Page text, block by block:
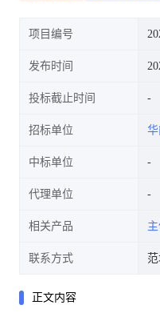
项目编号
发布时间
投标截止时间
招标单位
中标单位
代理单位
相关产品
联系方式
正文内容